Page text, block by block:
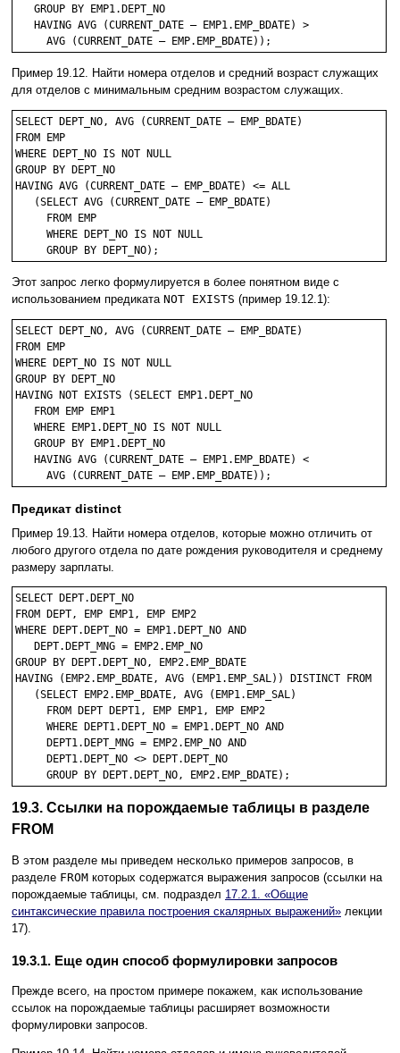
   GROUP BY EMP1.DEPT_NO
   HAVING AVG (CURRENT_DATE – EMP1.EMP_BDATE) >
Пример 19.12. Найти номера отделов и средний возраст служащих
для отделов с минимальным средним возрастом служащих.
SELECT DEPT_NO, AVG (CURRENT_DATE – EMP_BDATE)
FROM EMP
WHERE DEPT_NO IS NOT NULL
GROUP BY DEPT_NO
HAVING AVG (CURRENT_DATE – EMP_BDATE) <= ALL
   (SELECT AVG (CURRENT_DATE – EMP_BDATE)
     FROM EMP
     WHERE DEPT_NO IS NOT NULL
Этот запрос легко формулируется в более понятном виде с
использованием предиката NOT EXISTS (пример 19.12.1):
SELECT DEPT_NO, AVG (CURRENT_DATE – EMP_BDATE)
FROM EMP
WHERE DEPT_NO IS NOT NULL
GROUP BY DEPT_NO
HAVING NOT EXISTS (SELECT EMP1.DEPT_NO
   FROM EMP EMP1
   WHERE EMP1.DEPT_NO IS NOT NULL
   GROUP BY EMP1.DEPT_NO
   HAVING AVG (CURRENT_DATE – EMP1.EMP_BDATE) <
Предикат distinct
Пример 19.13. Найти номера отделов, которые можно отличить от
любого другого отдела по дате рождения руководителя и среднему
размеру зарплаты.
SELECT DEPT.DEPT_NO
FROM DEPT, EMP EMP1, EMP EMP2
WHERE DEPT.DEPT_NO = EMP1.DEPT_NO AND
   DEPT.DEPT_MNG = EMP2.EMP_NO
GROUP BY DEPT.DEPT_NO, EMP2.EMP_BDATE
HAVING (EMP2.EMP_BDATE, AVG (EMP1.EMP_SAL)) DISTINCT FROM
   (SELECT EMP2.EMP_BDATE, AVG (EMP1.EMP_SAL)
     FROM DEPT DEPT1, EMP EMP1, EMP EMP2
     WHERE DEPT1.DEPT_NO = EMP1.DEPT_NO AND
     DEPT1.DEPT_MNG = EMP2.EMP_NO AND
     DEPT1.DEPT_NO <> DEPT.DEPT_NO
19.3. Ссылки на порождаемые таблицы в разделе
FROM
В этом разделе мы приведем несколько примеров запросов, в
разделе FROM которых содержатся выражения запросов (ссылки на
порождаемые таблицы, см. подраздел 17.2.1. «Общие
синтаксические правила построения скалярных выражений» лекции
17).
19.3.1. Еще один способ формулировки запросов
Прежде всего, на простом примере покажем, как использование
ссылок на порождаемые таблицы расширяет возможности
формулировки запросов.